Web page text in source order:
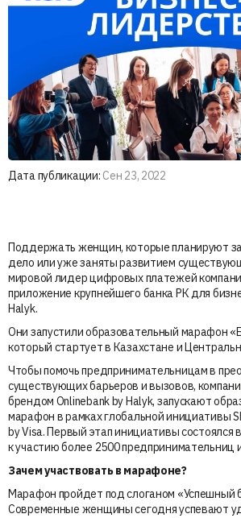
Дата публикации: Сен 23, 2022
Поддержать женщин, которые планируют
дело или уже заняты развитием
мировой лидер цифровых платежей
приложение крупнейшего банка РК для
Halyk.
Они запустили образовательный марафон
который стартует в Казахстане и
Чтобы помочь предпринимательницам в
существующих барьеров и вызовов,
брендом Onlinebank by Halyk, запускают
марафон в рамках глобальной инициативы
by Visa. Первый этап инициативы состоялся
к участию более 2500 предпринимательниц
Зачем участвовать в марафоне?
Марафон пройдет под слоганом «Успешный
Современные женщины сегодня успевают